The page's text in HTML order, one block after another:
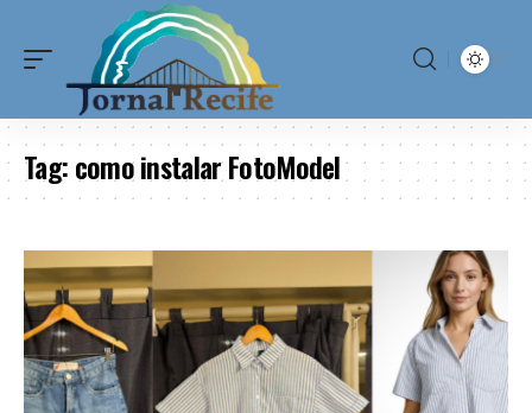
Tag:como instalar FotoModel